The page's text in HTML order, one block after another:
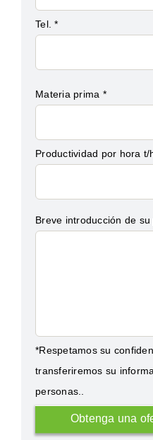
Tel. *
Materia prima *
Productividad por hora t/
Breve introducción de
*Respetamos su
transferiremos su
personas..